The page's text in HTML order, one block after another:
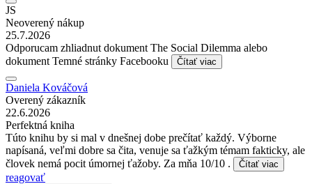
JS
Neoverený nákup
25.7.2026
Odporucam zhliadnut dokument The Social Dilemma alebo
dokument Temné stránky Facebooku
Čítať viac
Daniela Kováčová
Overený zákazník
22.6.2026
Perfektná kniha
Túto knihu by si mal v dnešnej dobe prečítať každý. Výborne
napísaná, veľmi dobre sa čita, venuje sa ťažkým témam fakticky, ale
človek nemá pocit úmornej ťažoby. Za mňa 10/10 .
Čítať viac
reagovať